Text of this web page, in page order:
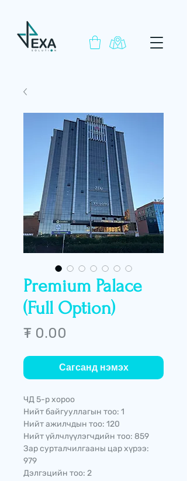
Premium Palace
(Full Option)
₮ 0.00
Сагсанд нэмэх
ЧД 5-р хороо
Нийт байгууллагын тоо: 1
Нийт ажилчдын тоо: 120
Нийт үйлчлүүлэгчдийн тоо: 859
Зар сурталчилгааны цар хүрээ:
979
Дэлгэцийн тоо: 2